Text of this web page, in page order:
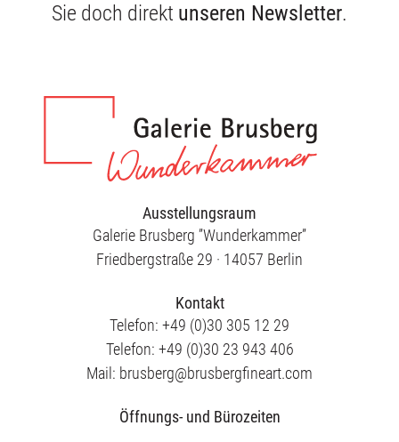
Sie doch direkt unseren Newsletter.
Ausstellungsraum
Galerie Brusberg ”Wunderkammer”
Friedbergstraße 29 · 14057 Berlin
Kontakt
Telefon: +49 (0)30 305 12 29
Telefon: +49 (0)30 23 943 406
Mail: brusberg@brusbergfineart.com
Öffnungs- und Bürozeiten